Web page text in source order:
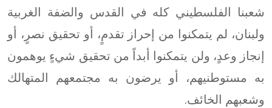
شعبنا الفلسطيني كله في القدس والضفة الغربية
ولبنان، لم يتمكنوا من إحراز تقدمٍ، أو تحقيق نصرٍ، أو
إنجاز وعدٍ، ولن يتمكنوا أبداً من تحقيق شيءٍ يوهمون
به مستوطنيهم، أو يرضون به مجتمعهم المتهالك
وشعبهم الخائف.